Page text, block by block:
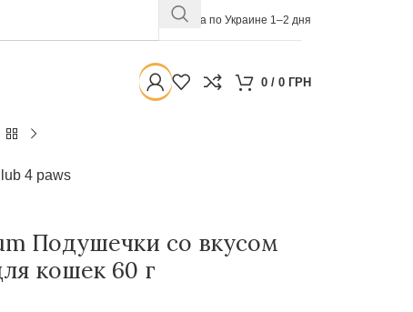
Доставка по Украине 1–2 дня
0 / 0 ГРН
4 paws
Подушечки со вкусом
кошек 60 г